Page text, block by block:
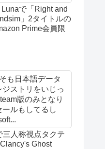
Lunaで「Right and
」2タイトルの
Prime会員限
も日本語データ
ストリをいじっ
版のみとなり
ルもしてるし
三人称視点タクテ
Ghost